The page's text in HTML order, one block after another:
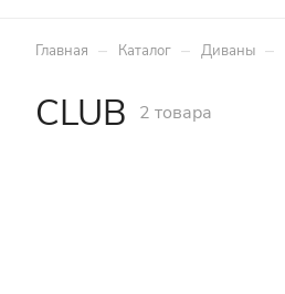
Главная – Каталог – Диваны –
CLUB 2 товара